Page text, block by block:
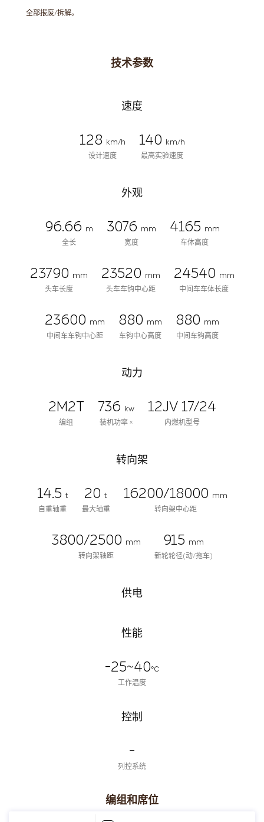
全部报废/拆解。
技术参数
速度
128
km/h
设计速度
140
km/h
最高实验速度
外观
96.66 m
全长
3076 mm
宽度
4165 mm
车体高度
23790 mm
头车长度
23520 mm
头车车钩中心距
24540 mm
中间车车体长度
23600 mm
中间车车钩中心距
880 mm
车钩中心高度
880 mm
中间车钩高度
动力
2M2T
编组
736
kw
装机功率 ×
12JV 17/24
内燃机型号
转向架
14.5 t
自重轴重
20 t
最大轴重
16200/18000 mm
转向架中心距
3800/2500 mm
转向架轴距
915 mm
新轮轮径(动/拖车)
供电
性能
-25~40℃
工作温度
控制
-
列控系统
编组和席位